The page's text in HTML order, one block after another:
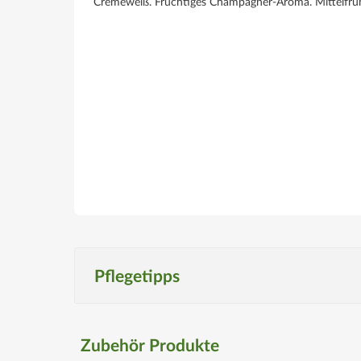
Cremeweiß. Fruchtiges Champagner-Aroma.
Pflegetipps
Zubehör Produkte